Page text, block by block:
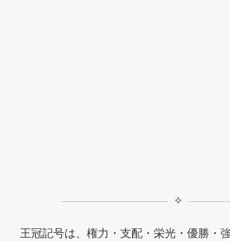
✧
王冠記号は、権力・支配・栄光・優勝・